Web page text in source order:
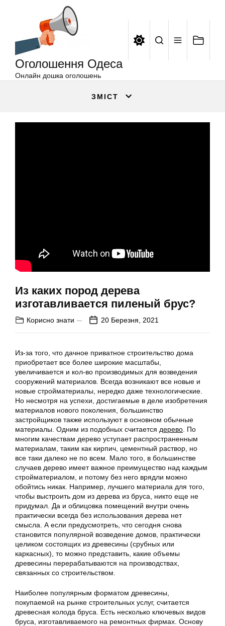
Оголошення Одеса
Онлайн дошка оголошень
ЗМІСТ
Из каких пород дерева
изготавливается пиленый брус?
Корисно знати 20 Березня, 2021
Из-за того, что дачное приватное строительство дома
приобретает все более широкие масштабы,
увеличивается и кол-во производимых для возведения
сооружений материалов. Всегда возникают все новые и
новые стройматериалы, нередко даже технологические.
Но несмотря на успехи, достигаемые в деле изобретения
материалов нового поколения, большинство
застройщиков также используют в основном обычные
материалы. Одним из подобных считается дерево . По
многим качествам дерево уступает распространенным
материалам, таким как кирпич, цементный раствор, но
все таки далеко не по всем. Мало того, в большинстве
случаев дерево имеет важное преимущество над каждым
стройматериалом, и потому без него врядли можно
обойтись никак. Например, лучшего материала для того,
чтобы выстроить дом из дерева из бруса, никто еще не
придумал. Да и облицовка помещений внутри очень
практически всегда без использования дерева нет
смысла. А если предусмотреть, что сегодня снова
становится популярной возведение домов, практически
целиком состоящих из древесины (срубных или
каркасных), то можно представить, какие объемы
древесины перерабатываются на производствах,
связанных со строительством.
Наиболее популярным форматом древесины,
покупаемой на рынке строительных услуг, считается
древесная колода бруса. Есть несколько ключевых видов
бруса, изготавливаемого на ремонтных фирмах. Основу